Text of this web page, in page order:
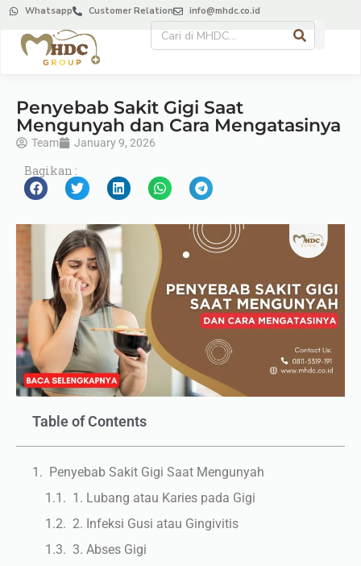
Whatsapp Customer Relation info@mhdc.co.id
Penyebab Sakit Gigi Saat
Mengunyah dan Cara Mengatasinya
Team January 9, 2026
Bagikan :
Table of Contents
Penyebab Sakit Gigi Saat Mengunyah
1. Lubang atau Karies pada Gigi
2. Infeksi Gusi atau Gingivitis
3. Abses Gigi